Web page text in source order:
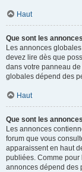
Haut
Que sont les
Les annonces
devez lire dès que
dans votre panneau
globales dépend des
Haut
Que sont les
Les annonces
forum que vous
apparaissent en haut
publiées. Comme
annonces dépend des